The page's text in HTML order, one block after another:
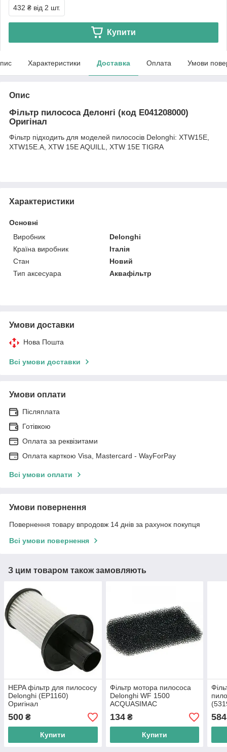
432 ₴ від 2 шт.
Купити
Характеристики Доставка Оплата Умови
Опис
Фільтр пилососа Делонгі (код E041208000)
Оригінал
Фільтр підходить для моделей пилососів Delonghi: XTW15E,
XTW15E.A, XTW 15E AQUILL, XTW 15E TIGRA
Характеристики
Основні
Виробник
Delonghi
Країна виробник
Італія
Стан
Новий
Тип аксесуара
Аквафільтр
Умови доставки
Нова Пошта
Всі умови доставки
Умови оплати
Післяплата
Готівкою
Оплата за реквізитами
Оплата карткою Visa, Mastercard - WayForPay
Всі умови оплати
Умови повернення
Повернення товару впродовж 14 днів за рахунок покупця
Всі умови повернення
З цим товаром також замовляють
HEPA фільтр для пилососу
Delonghi (EP1160)
Оригінал
500 ₴
Купити
Фільтр мотора пилососа
Delonghi WF 1500
ACQUASIMAC
(5391503700)
134₴
Купити
584